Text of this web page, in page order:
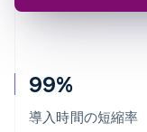
99%
導入時間の短縮率